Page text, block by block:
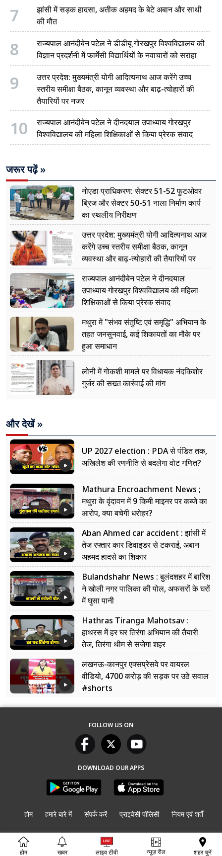
7
झांसी में सड़क हादसा, अतीक अहमद के बेटे अबान और साथी
की मौत
8
राज्यपाल आनंदीबेन पटेल ने डीडीयू गोरखपुर विश्वविद्यालय की
विज्ञान प्रदर्शनी में फार्मेसी विद्यार्थियों के नवाचारों को सराहा
9
उत्तर प्रदेश: मुख्यमंत्री योगी आदित्यनाथ आज करेंगे उच्च
स्तरीय समीक्षा बैठक, कानून व्यवस्था और बाढ़-त्योहारों की
तैयारियों पर नजर
10
राज्यपाल आनंदीबेन पटेल ने दीनदयाल उपाध्याय गोरखपुर
विश्वविद्यालय की महिला शिक्षिकाओं से किया प्रेरक संवाद
जरूर पढ़ें »
नोएडा प्राधिकरण: सेक्टर 51-52 फुटओवर
ब्रिज और सेक्टर 50-51 नाला निर्माण कार्य
का स्थलीय निरीक्षण
उत्तर प्रदेश: मुख्यमंत्री योगी आदित्यनाथ आज
करेंगे उच्च स्तरीय समीक्षा बैठक, कानून
व्यवस्था और बाढ़-त्योहारों की तैयारियों पर
नजर
राज्यपाल आनंदीबेन पटेल ने दीनदयाल
उपाध्याय गोरखपुर विश्वविद्यालय की महिला
शिक्षिकाओं से किया प्रेरक संवाद
मथुरा में "संभव संतुष्टि एवं समृद्धि" अभियान के
तहत जनसुनवाई, कई शिकायतों का मौके पर
हुआ समाधान
लोनी में गोकशी मामले पर विधायक नंदकिशोर
गुर्जर की सख्त कार्रवाई की मांग
और देखें »
UP 2027 election : PDA से पंडित तक,
अखिलेश की रणनीति से बदलेगा वोट गणित?
Mathura Encroachment News ;
मथुरा के वृंदावन में 9 किमी माइनर पर कब्जे का
आरोप, क्या बचेगी धरोहर?
Aban Ahmed car accident : झांसी में
तेज रफ्तार कार डिवाइडर से टकराई, अबान
अहमद हादसे का शिकार
Bulandshahr News : बुलंदशहर में बारिश
ने खोली नगर पालिका की पोल, अफसरों के घरों
में घुसा पानी
Hathras Tiranga Mahotsav :
हाथरस में हर घर तिरंगा अभियान की तैयारी
तेज, तिरंगा थीम से सजेगा शहर
लखनऊ-कानपुर एक्सप्रेसवे पर वायरल
वीडियो, 4700 करोड़ की सड़क पर उठे सवाल
#shorts
होम खबर लाइव टीवी न्यूज़ रील शहर चुनें
FOLLOW US ON
DOWNLOAD OUR APPS
होम हमारे बारे में संपर्क करें प्राइवेसी पॉलिसी नियम एवं शर्तें
© Copyright UP की बात2026. All rights reserved.